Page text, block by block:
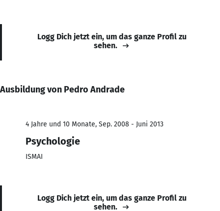
Logg Dich jetzt ein, um das ganze Profil zu
sehen.
Ausbildung von Pedro Andrade
4 Jahre und 10 Monate, Sep. 2008 - Juni 2013
Psychologie
ISMAI
Logg Dich jetzt ein, um das ganze Profil zu
sehen.